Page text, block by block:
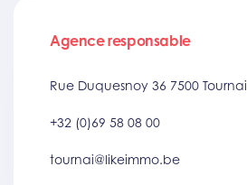
Agence responsable
Rue Duquesnoy 36 7500 Tournai
+32 (0)69 58 08 00
tournai@likeimmo.be